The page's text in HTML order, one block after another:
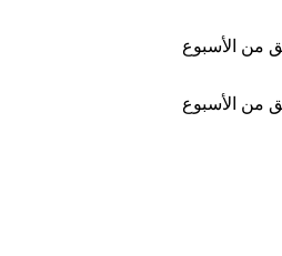
من الأسبوع
من الأسبوع